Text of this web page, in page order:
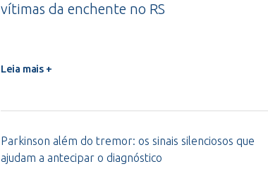
vítimas da enchente no RS
Leia mais +
Parkinson além do tremor: os sinais silenciosos que
ajudam a antecipar o diagnóstico